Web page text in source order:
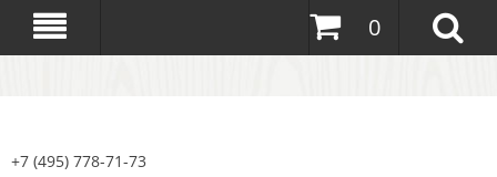
0
+7 (495) 778-71-73